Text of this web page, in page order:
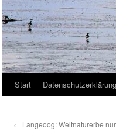
Start Datenschutzerklärung
← Langeoog: Weltnaturerbe